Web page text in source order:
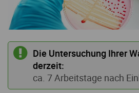
Probenahme
Infos
Häufig gestellte Fragen
Die Untersuchung Ihrer
derzeit:
ca. 7 Arbeitstage nach